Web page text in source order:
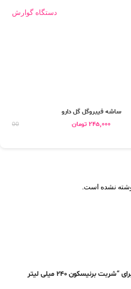
دستگاه گوارش
ساشه فیبروگل گل دارو
245,000 تومان
نشده است.
اولین نفری باشید که دیدگاهی را ارسال می کنید برای “شربت برنیسکون 240 میلی لیتر